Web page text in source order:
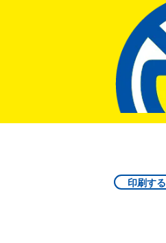
印刷する